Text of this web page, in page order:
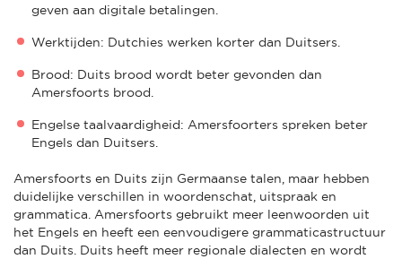
geven aan digitale betalingen.
Werktijden: Dutchies werken korter dan Duitsers.
Brood: Duits brood wordt beter gevonden dan
Amersfoorts brood.
Engelse taalvaardigheid: Amersfoorters spreken beter
Engels dan Duitsers.
Amersfoorts en Duits zijn Germaanse talen, maar hebben
duidelijke verschillen in woordenschat, uitspraak en
grammatica. Amersfoorts gebruikt meer leenwoorden uit
het Engels en heeft een eenvoudigere grammaticastructuur
dan Duits. Duits heeft meer regionale dialecten en wordt